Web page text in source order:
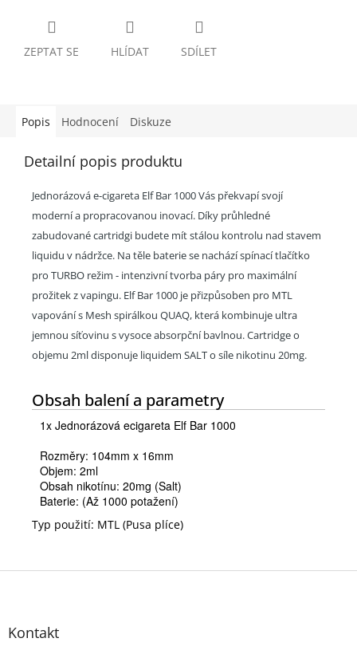
ZEPTAT SE HLÍDAT SDÍLET
Popis Hodnocení Diskuze
Detailní popis produktu
Jednorázová e-cigareta Elf Bar 1000 Vás překvapí svojí
moderní a propracovanou inovací. Díky průhledné
zabudované cartridgi budete mít stálou kontrolu nad stavem
liquidu v nádržce. Na těle baterie se nachází spínací tlačítko
pro TURBO režim - intenzivní tvorba páry pro maximální
prožitek z vapingu. Elf Bar 1000 je přizpůsoben pro MTL
vapování s Mesh spirálkou QUAQ, která kombinuje ultra
jemnou síťovinu s vysoce absorpční bavlnou. Cartridge o
objemu 2ml disponuje liquidem SALT o síle nikotinu 20mg.
Obsah balení a parametry
1x Jednorázová ecigareta Elf Bar 1000
Rozměry: 104mm x 16mm
Objem: 2ml
Obsah nikotínu: 20mg (Salt)
Baterie: (Až 1000 potažení)
Typ použití: MTL (Pusa plíce)
Kontakt